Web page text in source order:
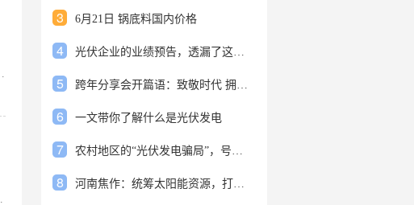
3 6月21日 锅底料国内价格
4 光伏企业的业绩预告，透漏了这些信号
5 跨年分享会开篇语：致敬时代 拥抱变革
6 一文带你了解什么是光伏发电
7 农村地区的“光伏发电骗局”，号称能用屋顶赚钱，不少人已经上当
8 河南焦作：统筹太阳能资源，打造百万千瓦级光伏基地